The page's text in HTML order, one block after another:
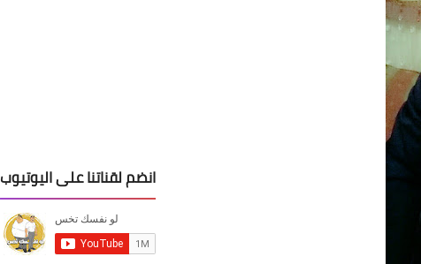
انضم لقناتنا على اليوتيوب